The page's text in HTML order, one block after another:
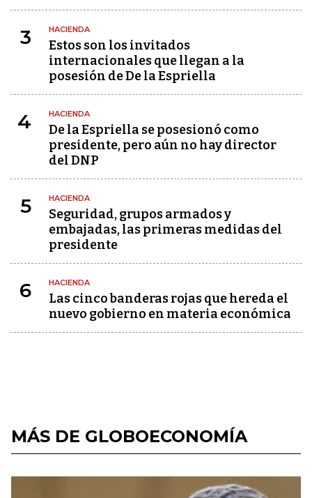
3 HACIENDA
Estos son los invitados
internacionales que llegan a la
posesión de De la Espriella
4 HACIENDA
De la Espriella se posesionó como
presidente, pero aún no hay director
del DNP
5 HACIENDA
Seguridad, grupos armados y
embajadas, las primeras medidas del
presidente
6 HACIENDA
Las cinco banderas rojas que hereda el
nuevo gobierno en materia económica
MÁS DE GLOBOECONOMÍA